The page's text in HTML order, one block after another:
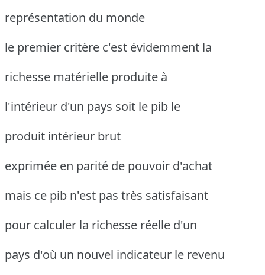
représentation du monde
le premier critère c'est évidemment la
richesse matérielle produite à
l'intérieur d'un pays soit le pib le
produit intérieur brut
exprimée en parité de pouvoir d'achat
mais ce pib n'est pas très satisfaisant
pour calculer la richesse réelle d'un
pays d'où un nouvel indicateur le revenu